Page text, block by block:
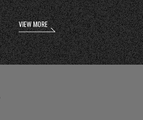
VIEW MORE